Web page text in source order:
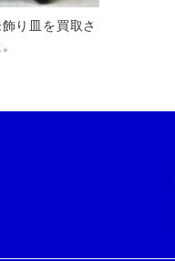
り皿を買取さ